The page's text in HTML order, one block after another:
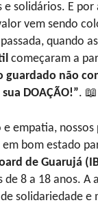
solidários. E por
vem sendo
quando
começaram a
guardado não
DOAÇÃO!”. 📖
empatia, nossos
bom estado
de Guarujá
de 8 a 18 anos. A
solidariedade e